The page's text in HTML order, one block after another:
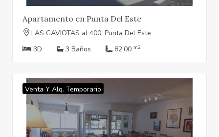
Apartamento en Punta Del Este
LAS GAVIOTAS al 400, Punta Del Este
3D
3 Baños 82.00 m2
Venta Y Alq. Temporario